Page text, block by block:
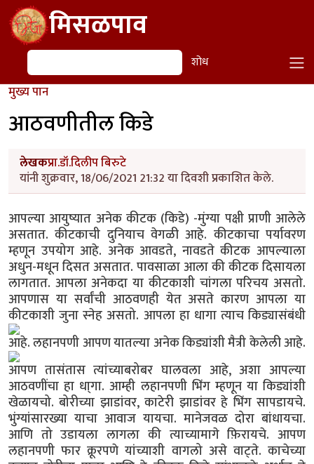
Skip to main contentमिसळपाव
शोध शोध
मुख्य पान
आठवणीतील किडे
लेखकप्रा.डॉ.दिलीप बिरुटे
यांनी शुक्रवार, 18/06/2021 21:32 या दिवशी प्रकाशित केले.
आपल्या आयुष्यात अनेक कीटक (किडे) -मुंग्या पक्षी प्राणी आलेले
असतात. कीटकाची दुनियाच वेगळी आहे. कीटकाचा पर्यावरण
म्हणून उपयोग आहे. अनेक आवडते, नावडते कीटक आपल्याला
अधुन-मधून दिसत असतात. पावसाळा आला की कीटक दिसायला
लागतात. आपला अनेकदा या कीटकाशी चांगला परिचय असतो.
आपणास या सर्वांची आठवणही येत असते कारण आपला या
कीटकाशी जुना स्नेह असतो. आपला हा धागा त्याच किड्यासंबंधी
आहे.लहानपणी आपण यातल्या अनेक किड्यांशी मैत्री केलेली आहे.
आपण तासंतास त्यांच्याबरोबर घालवला आहे, अशा आपल्या
आठवणींचा हा धा्गा. आम्ही लहानपणी भिंग म्हणून या किड्यांशी
खेळायचो. बोरीच्या झाडांवर, काटेरी झाडांवर हे भिंग सापडायचे.
भुंग्यांसारख्या याचा आवाज यायचा. मानेजवळ दोरा बांधायचा.
आणि तो उडायला लागला की त्याच्यामागे फ़िरायचे. आपण
लहानपणी फार क्रूरपणे यांच्याशी वागलो असे वाट्ते. काचेच्या